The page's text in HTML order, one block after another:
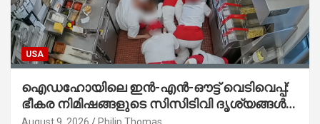
USA
ഐഡഹോയിലെ ഇൻ-എൻ-ഔട്ട് വെടിവെപ്പ്:
ഭീകര നിമിഷങ്ങളുടെ സിസിടിവി ദൃശ്യങ്ങൾ
പുറത്ത്; ആക്രമണത്തിന് പിന്നിലെ കാരണം